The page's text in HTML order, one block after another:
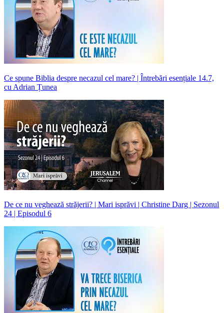
Ce spune Biblia despre necazul cel mare? | Întrebări esențiale 14.7,
cu Adrian Țunea
De ce nu veghează străjerii? | Mari isprăvi | Christine Darg | Sezonul
24 | Episodul 6